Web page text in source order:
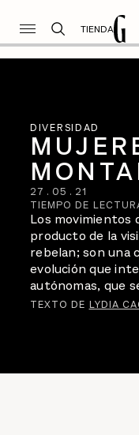
TIENDA
DIVERSIDAD
27 . 05 . 21
TIEMPO DE
Los movimientos
producto de la
rebelan; son una
evolución que
autónomas, que
TEXTO DE LYDIA